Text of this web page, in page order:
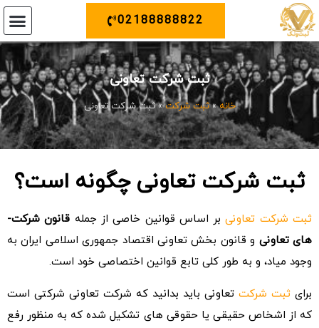
02188888822
ثبت شرکت تعاونی
خانه»ثبت شرکت»ثبت شرکت تعاونی
ثبت شرکت تعاونی چگونه است؟
ثبت شرکت تعاونیبر اساس قوانین خاصی از جمله قانون شرکت­
های تعاونی و قانون بخش تعاونی اقتصاد جمهوری اسلامی ایران به
وجود میاد، و به طور کلی تابع قوانین اختصاصی خود است.
برای ثبت شرکت تعاونی باید بدانید که شرکت تعاونی شرکتی است
که از اشخاص حقیقی یا حقوقی های تشکیل شده که به منظور رفع